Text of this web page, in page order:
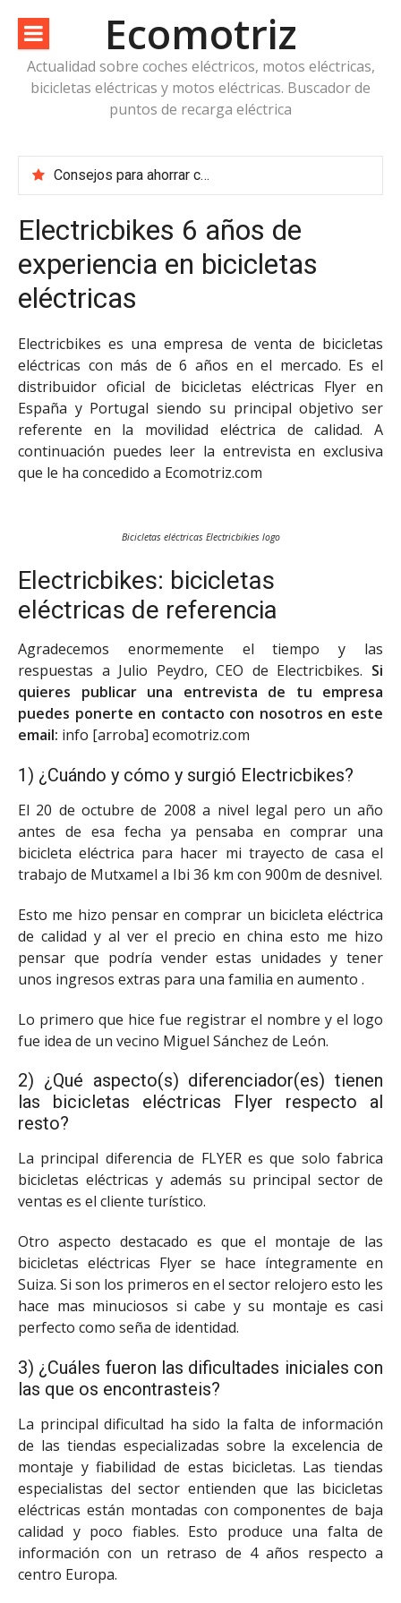
contenido
Ecomotriz
Actualidad sobre coches eléctricos, motos eléctricas,
bicicletas eléctricas y motos eléctricas. Buscador de
puntos de recarga eléctrica
Consejos para ahorrar combustible en vacaciones
Cuidado con los coches de arranque por botón – ventajas e inconvenientes
¿Son legales los detectores de radares?
Electricbikes 6 años de
experiencia en bicicletas
eléctricas
Electricbikes es una empresa de venta de bicicletas
eléctricas con más de 6 años en el mercado. Es el
distribuidor oficial de bicicletas eléctricas Flyer en
España y Portugal siendo su principal objetivo ser
referente en la movilidad eléctrica de calidad. A
continuación puedes leer la entrevista en exclusiva
que le ha concedido a Ecomotriz.com
Bicicletas eléctricas Electricbikies logo
Electricbikes: bicicletas
eléctricas de referencia
Agradecemos enormemente el tiempo y las
respuestas a Julio Peydro, CEO de Electricbikes. Si
quieres publicar una entrevista de tu empresa
puedes ponerte en contacto con nosotros en este
email: info [arroba] ecomotriz.com
1) ¿Cuándo y cómo y surgió Electricbikes?
El 20 de octubre de 2008 a nivel legal pero un año
antes de esa fecha ya pensaba en comprar una
bicicleta eléctrica para hacer mi trayecto de casa el
trabajo de Mutxamel a Ibi 36 km con 900m de desnivel.
Esto me hizo pensar en comprar un bicicleta eléctrica
de calidad y al ver el precio en china esto me hizo
pensar que podría vender estas unidades y tener
unos ingresos extras para una familia en aumento .
Lo primero que hice fue registrar el nombre y el logo
fue idea de un vecino Miguel Sánchez de León.
2) ¿Qué aspecto(s) diferenciador(es) tienen
las bicicletas eléctricas Flyer respecto al
resto?
La principal diferencia de FLYER es que solo fabrica
bicicletas eléctricas y además su principal sector de
ventas es el cliente turístico.
Otro aspecto destacado es que el montaje de las
bicicletas eléctricas Flyer se hace íntegramente en
Suiza. Si son los primeros en el sector relojero esto les
hace mas minuciosos si cabe y su montaje es casi
perfecto como seña de identidad.
3) ¿Cuáles fueron las dificultades iniciales con
las que os encontrasteis?
La principal dificultad ha sido la falta de información
de las tiendas especializadas sobre la excelencia de
montaje y fiabilidad de estas bicicletas. Las tiendas
especialistas del sector entienden que las bicicletas
eléctricas están montadas con componentes de baja
calidad y poco fiables. Esto produce una falta de
información con un retraso de 4 años respecto a
centro Europa.